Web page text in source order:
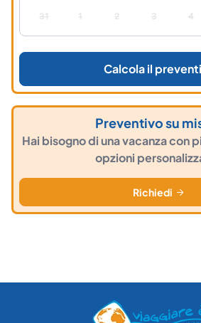
31 1 2 3 4
Calcola il
Preventivo su
Hai bisogno di una vacanza con
opzioni
Richiedi